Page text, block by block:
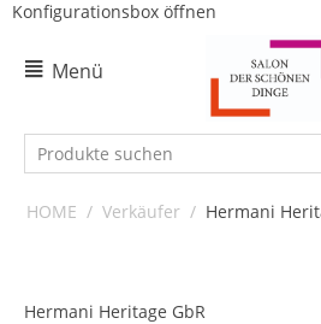
Konfigurationsbox öffnen
Menü
HOME / Verkäufer / Hermani
Hermani Heritage GbR